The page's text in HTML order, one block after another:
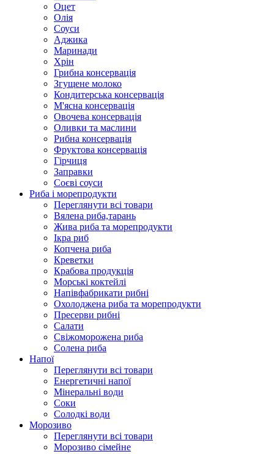
Оцет
Олія
Соуси
Аджика
Маринади
Хрін
Грибна консервація
Згущене молоко
Кондитерська консервація
М'ясна консервація
Овочева консервація
Оливки та маслини
Рибна консервація
Фруктова консервація
Гірчиця
Заправки
Соєві соуси
Риба і морепродукти
Переглянути всі товари
Вялена риба,тарань
Жива риба та морепродукти
Ікра риб
Копчена риба
Крeветки
Крабова продукція
Морські коктейлi
Напівфабрикати рибні
Охолоджена риба та морепродукти
Пресерви рибні
Сaлати
Свіжоморожена риба
Солена риба
Напої
Переглянути всі товари
Енергетичні напої
Мінеральні води
Соки
Солодкі води
Морозиво
Переглянути всі товари
Морозиво сімейне